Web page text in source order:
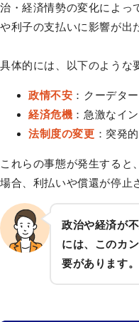
治・経済情勢の変化によっ
や利子の支払いに影響が出
具体的には、以下のような
政情不安 ：クーデタ
経済危機 ：急激なイ
法制度の変更 ：突発
これらの事態が発生すると
場合、利払いや償還が停止
政治や経済が
には、このカ
要があります。